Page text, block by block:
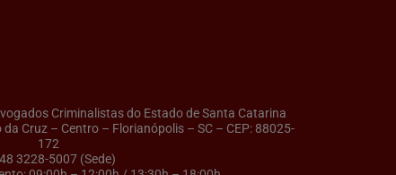
Criminalistas do Estado de Santa Catarina
Cruz – Centro – Florianópolis – SC – CEP: 88025-
172
3228-5007 (Sede)